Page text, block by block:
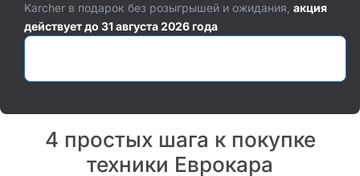
Karcher в подарок без розыгрышей и ожидания, акция
действует до 31 августа 2026 года
4 простых шага к покупке
техники Еврокара